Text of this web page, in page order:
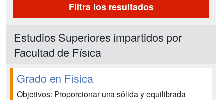
Filtra los resultados
Estudios Superiores impartidos por
Facultad de Física
Grado en Física
Objetivos: Proporcionar una sólida y equilibrada